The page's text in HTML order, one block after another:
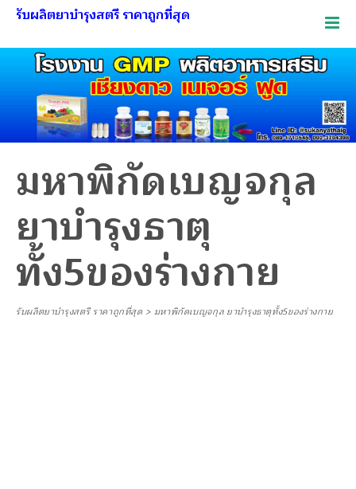
รับผลิตยาบำรุงสตรี ราคาถูกที่สุด
มหาพิกัดเบญจกุล
ยาบำรุงธาตุ
ทั้ง5ของร่างกาย
รับผลิตยาบำรุงสตรี ราคาถูกที่สุด > มหาพิกัดเบญจกุล ยาบำรุงธาตุทั้ง5ของร่างกาย